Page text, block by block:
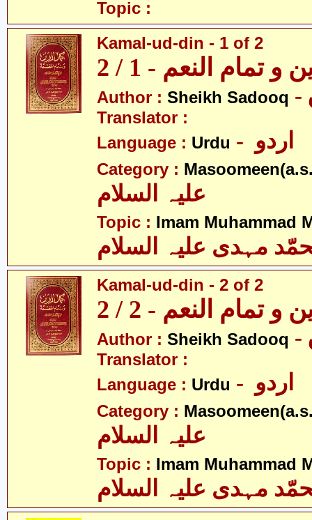
Topic :
Kamal-ud-din - 1 of 2
و تمام النعم - 1 / 2
Author : Sheikh Sadooq
Translator :
Language : Urdu
Category :
Topic : Imam Muhammad
مہدی علیہ السلام
Kamal-ud-din - 2 of 2
و تمام النعم - 2 / 2
Author : Sheikh Sadooq
Translator :
Language : Urdu
Category :
Topic : Imam Muhammad
مہدی علیہ السلام